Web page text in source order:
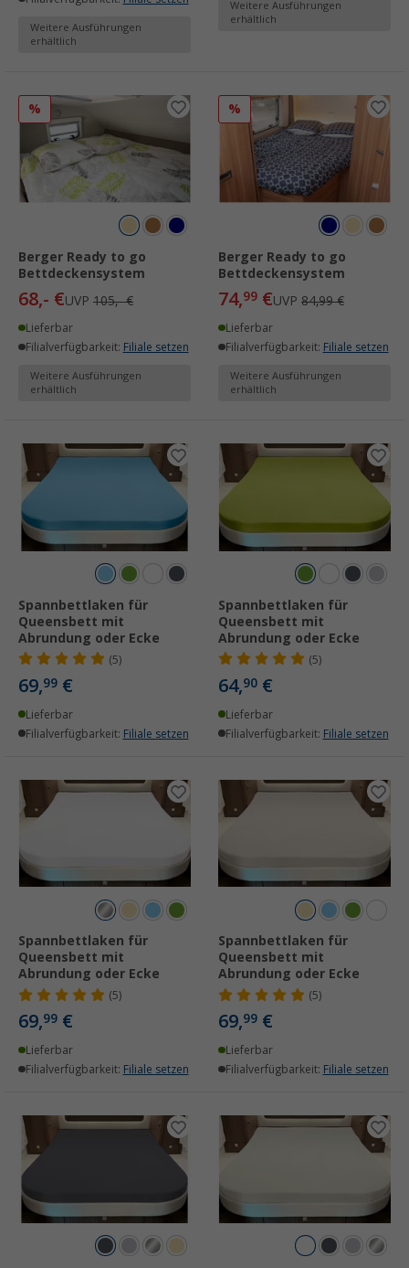
Weitere Ausführungen
erhältlich
Weitere Ausführungen
erhältlich
%
Berger Ready to go
Bettdeckensystem
68,- €UVP 105,- €
Lieferbar
Filialverfügbarkeit: Filiale setzen
Weitere Ausführungen
erhältlich
%
Berger Ready to go
Bettdeckensystem
74,99 €UVP 84,99 €
Lieferbar
Filialverfügbarkeit: Filiale setzen
Weitere Ausführungen
erhältlich
Spannbettlaken für
Queensbett mit
Abrundung oder Ecke
(5)
69,99 €
Lieferbar
Filialverfügbarkeit: Filiale setzen
Spannbettlaken für
Queensbett mit
Abrundung oder Ecke
(5)
64,90 €
Lieferbar
Filialverfügbarkeit: Filiale setzen
Spannbettlaken für
Queensbett mit
Abrundung oder Ecke
(5)
69,99 €
Lieferbar
Filialverfügbarkeit: Filiale setzen
Spannbettlaken für
Queensbett mit
Abrundung oder Ecke
(5)
69,99 €
Lieferbar
Filialverfügbarkeit: Filiale setzen